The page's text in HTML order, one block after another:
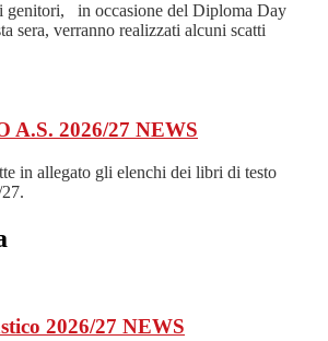
genitori, in occasione del Diploma Day
sera, verranno realizzati alcuni scatti
A.S. 2026/27 NEWS
in allegato gli elenchi dei libri di testo
2026/27 NEWS